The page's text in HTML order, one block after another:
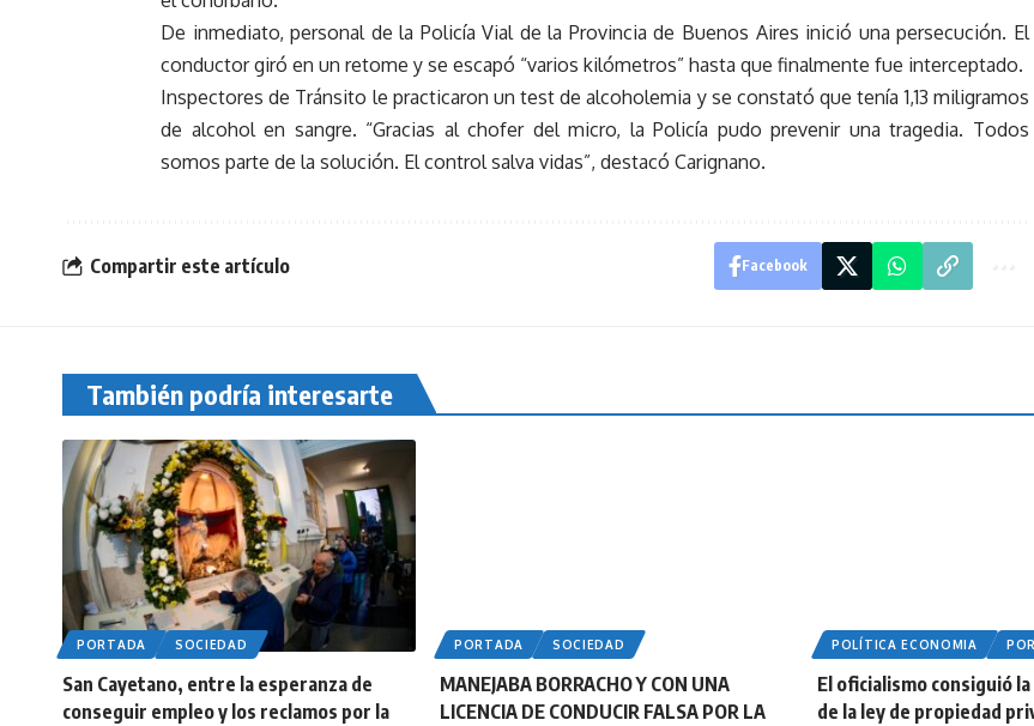
De inmediato, personal de la Policía Vial de la Provincia de Buenos Aires inició una persecución. El
conductor giró en un retome y se escapó “varios kilómetros” hasta que finalmente fue interceptado.
Inspectores de Tránsito le practicaron un test de alcoholemia y se constató que tenía 1,13 miligramos
de alcohol en sangre. “Gracias al chofer del micro, la Policía pudo prevenir una tragedia. Todos
somos parte de la solución. El control salva vidas”, destacó Carignano.
Compartir este artículo Facebook
También podría interesarte
PORTADA SOCIEDAD
San Cayetano, entre la esperanza de
conseguir empleo y los reclamos por la
PORTADA SOCIEDAD
MANEJABA BORRACHO Y CON UNA
LICENCIA DE CONDUCIR FALSA POR LA
POLÍTICA ECONOMIA
El oficialismo consiguió
de la ley de propiedad